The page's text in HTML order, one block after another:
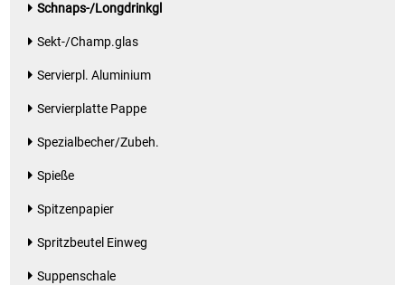
Patisserie
Porzellan
Profisortiment
Reinigungshilfsmittel
Schnaps-/Longdrinkgl
Sekt-/Champ.glas
Servierpl. Aluminium
Servierplatte Pappe
Spezialbecher/Zubeh.
Spieße
Spitzenpapier
Spritzbeutel Einweg
Suppenschale